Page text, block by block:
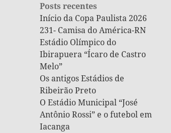
Posts recentes
Início da Copa Paulista 2026
231- Camisa do América-RN
Estádio Olímpico do
Ibirapuera “Ícaro de Castro
Melo”
Os antigos Estádios de
Ribeirão Preto
O Estádio Municipal “José
Antônio Rossi” e o futebol em
Iacanga